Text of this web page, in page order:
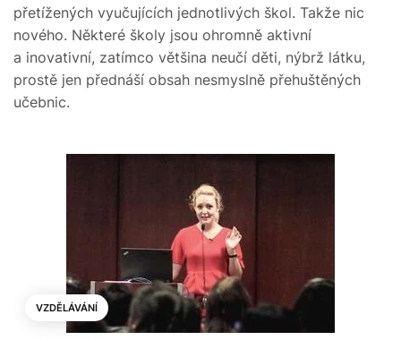
přetížených vyučujících jednotlivých škol. Takže nic
nového. Některé školy jsou ohromně aktivní
a inovativní, zatímco většina neučí děti, nýbrž látku,
prostě jen přednáší obsah nesmyslně přehuštěných
učebnic.
VZDĚLÁVÁNÍ